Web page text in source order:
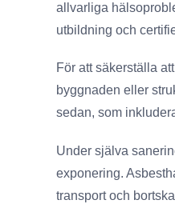
allvarliga
utbildning och
För att säkerställa
byggnaden eller
sedan, som
Under själva
exponering.
transport och